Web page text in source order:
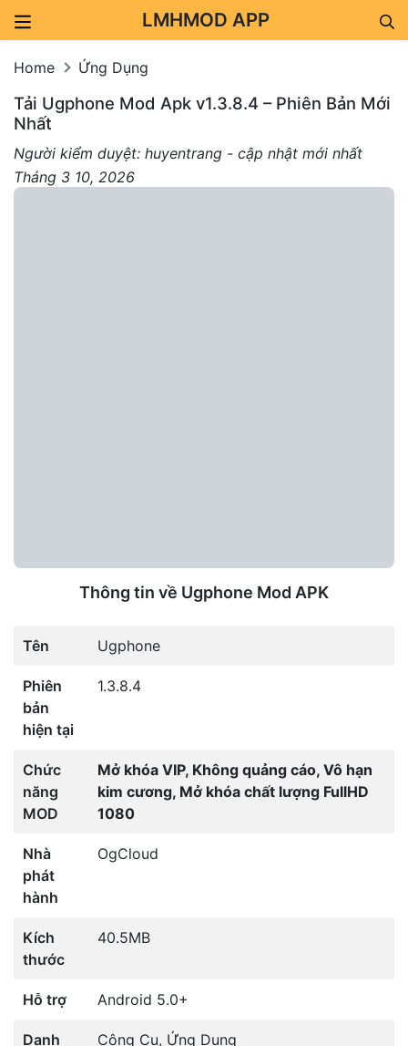
LMHMOD APP
Home Ứng Dụng
Tải Ugphone Mod Apk v1.3.8.4 – Phiên Bản Mới
Nhất
Người kiểm duyệt: huyentrang - cập nhật mới nhất
Tháng 3 10, 2026
Thông tin về Ugphone Mod APK
Tên Ugphone
Phiên
bản
hiện tại
1.3.8.4
Chức
năng
MOD
Mở khóa VIP, Không quảng cáo, Vô hạn
kim cương, Mở khóa chất lượng FullHD
1080
Nhà
phát
hành
OgCloud
Kích
thước
40.5MB
Hỗ trợ Android 5.0+
Danh
Công Cụ, Ứng Dụng